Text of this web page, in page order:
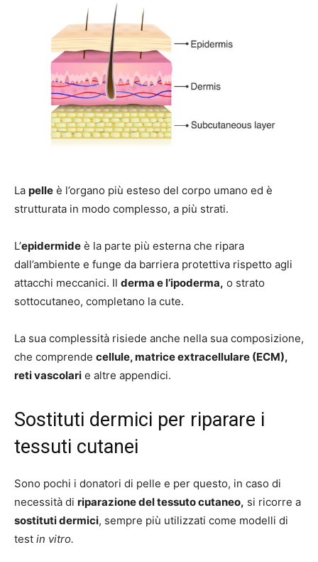
La pelle è l’organo più esteso del corpo umano ed è
strutturata in modo complesso, a più strati.
L’epidermide è la parte più esterna che ripara
dall’ambiente e funge da barriera protettiva rispetto agli
attacchi meccanici. Il derma e l’ipoderma, o strato
sottocutaneo, completano la cute.
La sua complessità risiede anche nella sua composizione,
che comprende cellule, matrice extracellulare (ECM),
reti vascolari e altre appendici.
Sostituti dermici per riparare i
tessuti cutanei
Sono pochi i donatori di pelle e per questo, in caso di
necessità di riparazione del tessuto cutaneo, si ricorre a
sostituti dermici, sempre più utilizzati come modelli di
test in vitro.